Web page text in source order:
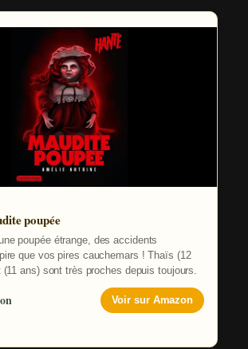
poupée
poupée étrange, des accidents
que vos pires cauchemars ! Thaïs (12
ans) sont très proches depuis toujours.
Voir sur Amazon